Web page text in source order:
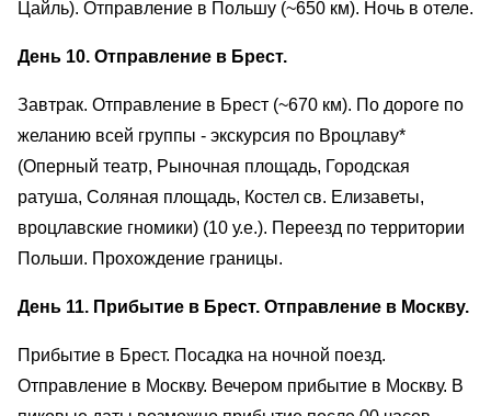
Цайль). Отправление в Польшу (~650 км). Ночь в отеле.
День 10. Отправление в Брест.
Завтрак. Отправление в Брест (~670 км). По дороге по
желанию всей группы - экскурсия по Вроцлаву*
(Оперный театр, Рыночная площадь, Городская
ратуша, Соляная площадь, Костел св. Елизаветы,
вроцлавские гномики) (10 у.е.). Переезд по территории
Польши. Прохождение границы.
День 11. Прибытие в Брест. Отправление в Москву.
Прибытие в Брест. Посадка на ночной поезд.
Отправление в Москву. Вечером прибытие в Москву. В